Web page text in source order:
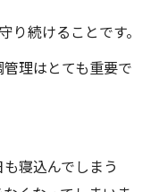
り続けることです。
理はとても重要で
寝込んでしまう